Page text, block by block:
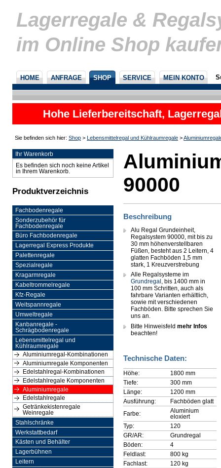
Lagerregale &
im Online Shop
HOME ANFRAGE SHOP SERVICE MEIN KONTO
Hohe Lieferbereitschaft,
nicht
Sie befinden sich hier: Shop > Lebensmittelregal und Kühlraumregale >
Ihr Warenkorb
Es befinden sich noch keine Artikel
in Ihrem Warenkorb.
Produktverzeichnis
Fachbodenregale
Sonderzubehör für
Fachbodenregale
Büro Fachbodenregale
Lagerregal Express Produkte
Palettenregale
Spezialregale
Kragarmregale
Kabeltrommelregale
Kfz-Regale
Weitspannregale
Umweltregale
Kanbanregale -
Schrägbodenregale
Lebensmittelregal und
Kühlraumregale
Aluminiumregal-Kombinationen
Aluminiumregale Komponenten
Edelstahlregal-Kombinationen
Edelstahlregale Komponenten
Aluminiumregale
Edelstahlregale
Getränkekistenregale
Weinregale
Stahlschränke
Werkstattbedarf
Kästen und Behälter
Lagerbühnen
Leitern
90000
Beschreibung
Alu Regal Grundeinheit,
Regalsystem 90000, mit bis zu
30 mm höhenverstellbaren
Füßen, besteht aus 2 Leitern, 4
glatten Fachböden 1,5 mm
stark, 1 Kreuzverstrebung
Alle Regalsysteme im
Grundregal , bis 1400 mm in
100 mm Schritten, auch als
fahrbare Varianten erhältlich,
sowie mit verschiedenen
Fachböden. Bitte sprechen Sie
uns an.
Bitte Hinweisfeld mehr Infos
beachten!
Technische Daten:
Höhe:
1800 mm
Tiefe:
300 mm
Länge:
1200 mm
Ausführung:
Fachböden glatt
Farbe:
Aluminium
eloxiert
Typ:
120
GR/AR:
Grundregal
Böden:
4
Feldlast:
800 kg
Fachlast:
120 kg